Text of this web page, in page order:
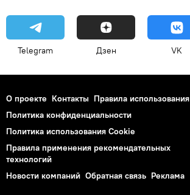
Telegram Дзен VK
О проекте Контакты Правила использования
Политика конфиденциальности
Политика использования Cookie
Правила применения рекомендательных
технологий
Новости компаний Обратная связь Реклама